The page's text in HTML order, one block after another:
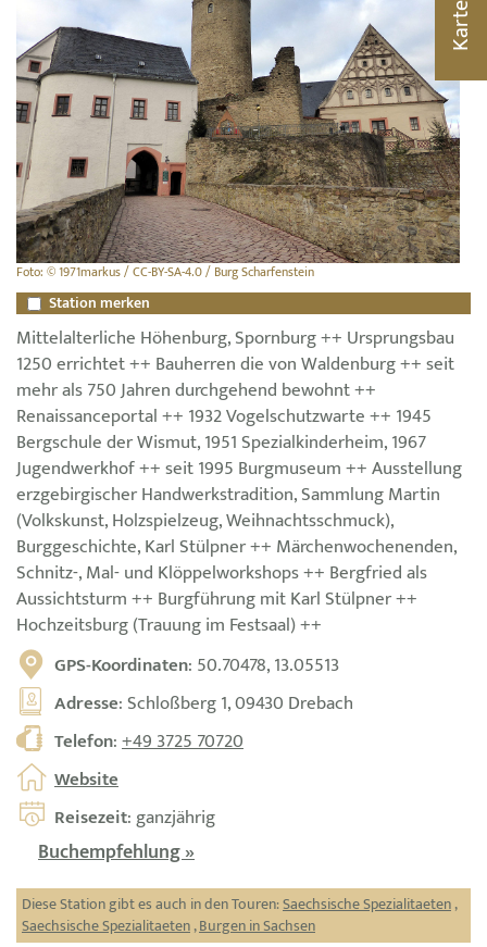
Foto: © 1971markus / CC-BY-SA-4.0 / Burg Scharfenstein
Station merken
Mittelalterliche Höhenburg, Spornburg ++ Ursprungsbau
1250 errichtet ++ Bauherren die von Waldenburg ++ seit
mehr als 750 Jahren durchgehend bewohnt ++
Renaissanceportal ++ 1932 Vogelschutzwarte ++ 1945
Bergschule der Wismut, 1951 Spezialkinderheim, 1967
Jugendwerkhof ++ seit 1995 Burgmuseum ++ Ausstellung
erzgebirgischer Handwerkstradition, Sammlung Martin
(Volkskunst, Holzspielzeug, Weihnachtsschmuck),
Burggeschichte, Karl Stülpner ++ Märchenwochenenden,
Schnitz-, Mal- und Klöppelworkshops ++ Bergfried als
Aussichtsturm ++ Burgführung mit Karl Stülpner ++
Hochzeitsburg (Trauung im Festsaal) ++
GPS-Koordinaten: 50.70478, 13.05513
Adresse: Schloßberg 1, 09430 Drebach
Telefon:+49 3725 70720
Website
Reisezeit: ganzjährig
Buchempfehlung »
Diese Station gibt es auch in den Touren:Saechsische Spezialitaeten,
Saechsische Spezialitaeten,Burgen in Sachsen
Karte